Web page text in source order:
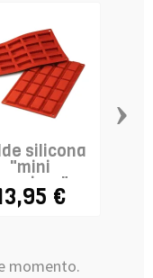
silicona
"mini
-
20... €
›
momento.